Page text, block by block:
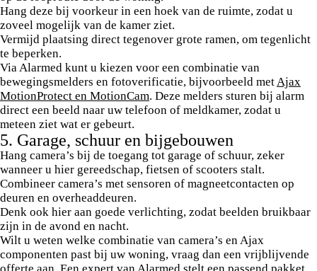
Hang deze bij voorkeur in een hoek van de ruimte, zodat u
zoveel mogelijk van de kamer ziet.
Vermijd plaatsing direct tegenover grote ramen, om tegenlicht
te beperken.
Via Alarmed kunt u kiezen voor een combinatie van
bewegingsmelders en fotoverificatie, bijvoorbeeld metAjax
MotionProtect en MotionCam. Deze melders sturen bij alarm
direct een beeld naar uw telefoon of meldkamer, zodat u
meteen ziet wat er gebeurt.
5. Garage, schuur en bijgebouwen
Hang camera’s bij de toegang tot garage of schuur, zeker
wanneer u hier gereedschap, fietsen of scooters stalt.
Combineer camera’s met sensoren of magneetcontacten op
deuren en overheaddeuren.
Denk ook hier aan goede verlichting, zodat beelden bruikbaar
zijn in de avond en nacht.
Wilt u weten welke combinatie van camera’s en Ajax
componenten past bij uw woning, vraag dan een vrijblijvende